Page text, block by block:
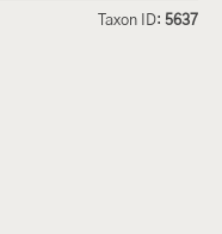
Taxon ID: 5637